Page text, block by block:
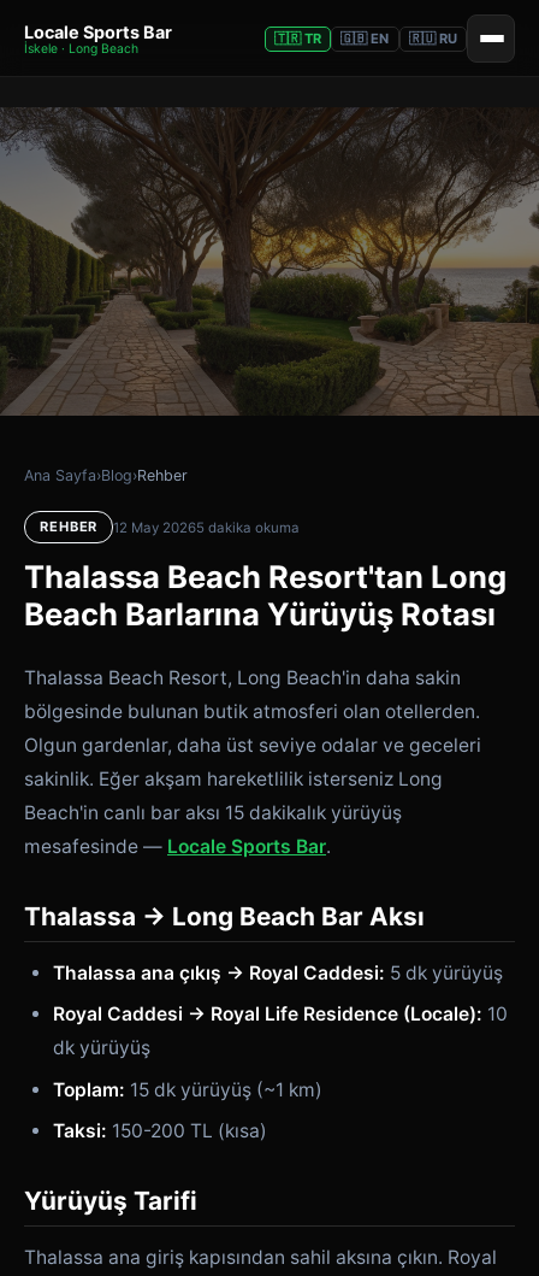
Locale Sports Bar
İskele · Long Beach
🇹🇷 TR 🇬🇧 EN 🇷🇺 RU
Ana Sayfa›Blog›Rehber
REHBER 12 May 20265 dakika okuma
Thalassa Beach Resort'tan Long
Beach Barlarına Yürüyüş Rotası
Thalassa Beach Resort, Long Beach'in daha sakin
bölgesinde bulunan butik atmosferi olan otellerden.
Olgun gardenlar, daha üst seviye odalar ve geceleri
sakinlik. Eğer akşam hareketlilik isterseniz Long
Beach'in canlı bar aksı 15 dakikalık yürüyüş
mesafesinde — Locale Sports Bar.
Thalassa → Long Beach Bar Aksı
Thalassa ana çıkış → Royal Caddesi: 5 dk yürüyüş
Royal Caddesi → Royal Life Residence (Locale): 10
dk yürüyüş
Toplam: 15 dk yürüyüş (~1 km)
Taksi: 150-200 TL (kısa)
Yürüyüş Tarifi
Thalassa ana giriş kapısından sahil aksına çıkın. Royal